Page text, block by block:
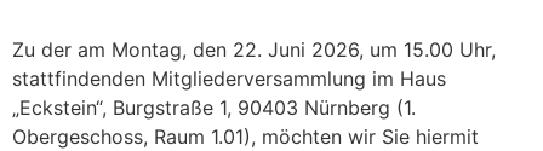
Zu der am Montag, den 22. Juni 2026, um 15.00 Uhr,
stattfindenden Mitgliederversammlung im Haus
„Eckstein“, Burgstraße 1, 90403 Nürnberg (1.
Obergeschoss, Raum 1.01), möchten wir Sie hiermit